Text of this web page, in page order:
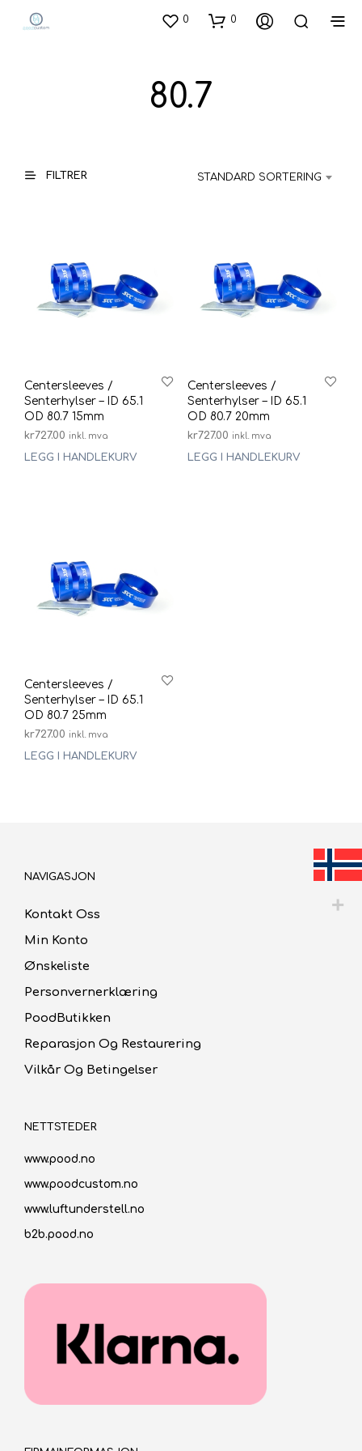
0 0
80.7
FILTRER STANDARD SORTERING
Centersleeves /
Senterhylser – ID 65.1
OD 80.7 15mm
kr727.00 inkl. mva
LEGG I HANDLEKURV
Centersleeves /
Senterhylser – ID 65.1
OD 80.7 20mm
kr727.00 inkl. mva
LEGG I HANDLEKURV
Centersleeves /
Senterhylser – ID 65.1
OD 80.7 25mm
kr727.00 inkl. mva
LEGG I HANDLEKURV
NAVIGASJON
Kontakt Oss
Min Konto
Ønskeliste
Personvernerklæring
PoodButikken
Reparasjon Og Restaurering
Vilkår Og Betingelser
NETTSTEDER
www.pood.no
www.poodcustom.no
www.luftunderstell.no
b2b.pood.no